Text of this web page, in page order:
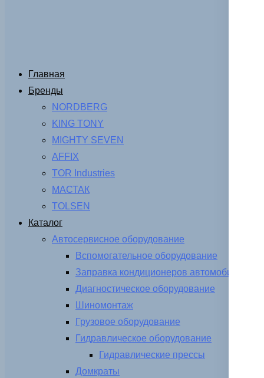
Главная
Бренды
NORDBERG
KING TONY
MIGHTY SEVEN
AFFIX
TOR Industries
МАСТАК
TOLSEN
Каталог
Автосервисное оборудование
Вспомогательное оборудование
Заправка кондиционеров автомобиля
Диагностическое оборудование
Шиномонтаж
Грузовое оборудование
Гидравлическое оборудование
Гидравлические прессы
Домкраты